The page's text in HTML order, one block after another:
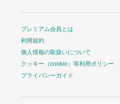
プレミアム会員とは
利用規約
個人情報の取扱いについて
クッキー（cookie）等利用ポリシー
プライバシーガイド